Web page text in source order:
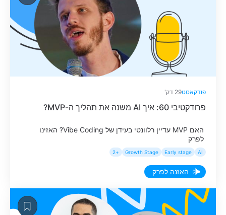
פודקאסט29 דק'
פרודקטיבי 60: איך AI משנה את תהליך ה-MVP?
האם MVP עדיין רלוונטי בעידן של Vibe Coding? האזינו
לפרק
AI
Early stage
Growth Stage
+2
האזנה לפרק